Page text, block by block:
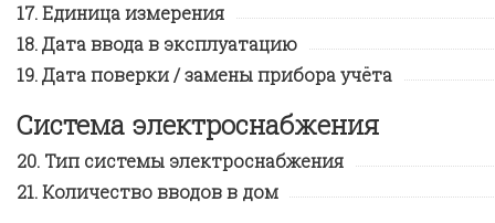
Единица измерения
Дата ввода в эксплуатацию
Дата поверки / замены прибора учёта
Система электроснабжения
Тип системы электроснабжения
Количество вводов в дом